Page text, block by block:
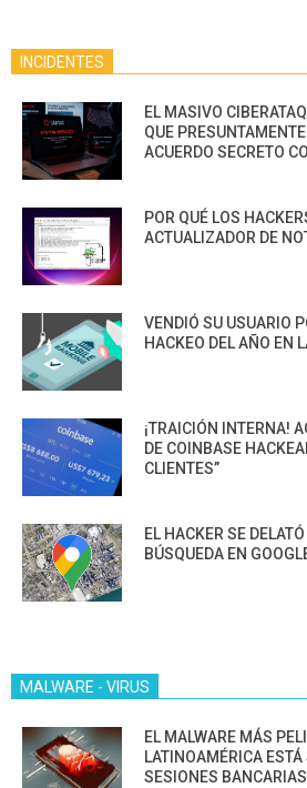
INCIDENTES
EL MASIVO
QUE
ACUERDO SECRETO
POR QUÉ LOS
ACTUALIZADOR DE
VENDIÓ SU USUARIO
HACKEO DEL AÑO EN
¡TRAICIÓN INTERNA!
DE COINBASE
CLIENTES”
EL HACKER SE
BÚSQUEDA EN
MALWARE - VIRUS
EL MALWARE MÁS
LATINOAMÉRICA
SESIONES